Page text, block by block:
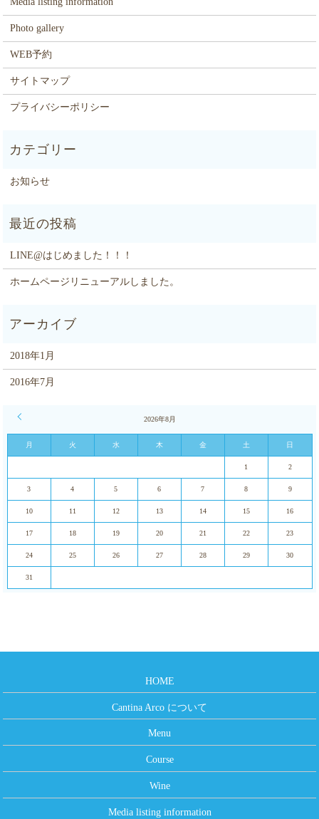
Photo gallery
WEB予約
サイトマップ
プライバシーポリシー
お知らせ
LINE@はじめました！！！
ホームページリニューアルしました。
2018年1月
2016年7月
2026年8月
月 火 水 木 金 土 日
1 2
3 4 5 6 7 8 9
10 11 12 13 14 15 16
17 18 19 20 21 22 23
24 25 26 27 28 29 30
31
HOME
Cantina Arco について
Menu
Course
Wine
Media listing information